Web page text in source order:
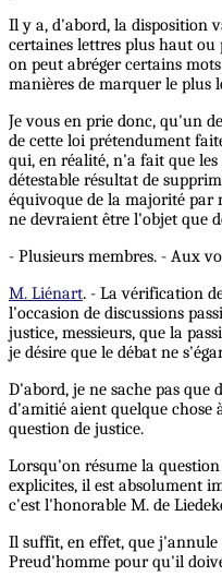
Il y a, d'abord, la disposition
certaines lettres plus haut ou
on peut abréger certains
manières de marquer le plus
Je vous en prie donc, qu'un
de cette loi prétendument
qui, en réalité, n'a fait que
détestable résultat de
équivoque de la majorité par
ne devraient être l'objet que
- Plusieurs membres. - Aux
M. Liénart. - La vérification
l'occasion de discussions
justice, messieurs, que la
je désire que le débat ne
D'abord, je ne sache pas que
d'amitié aient quelque
question de justice.
Lorsqu'on résume la question
explicites, il est absolument
c'est l'honorable M. de
Il suffit, en effet, que
Preud'homme pour qu'il